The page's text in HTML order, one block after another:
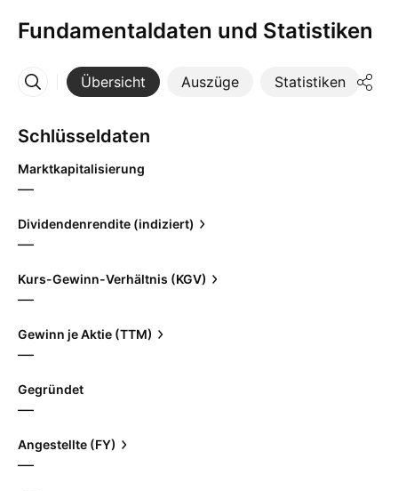
Fundamentaldaten und Statistiken
Übersicht Auszüge Statistiken
Mehr
Schlüsseldaten
Marktkapitalisierung
—
Dividendenrendite (indiziert)
—
Kurs-Gewinn-Verhältnis (KGV)
—
Gewinn je Aktie (TTM)
—
Gegründet
—
Angestellte (FY)
—